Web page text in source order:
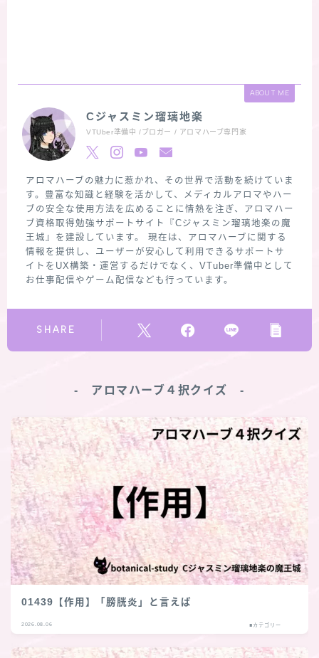
ABOUT ME
Cジャスミン瑠璃地楽
VTUber準備中 /ブロガー / アロマハーブ専門家
アロマハーブの魅力に惹かれ、その世界で活動を続けていま
す。豊富な知識と経験を活かして、メディカルアロマやハー
ブの安全な使用方法を広めることに情熱を注ぎ、アロマハー
ブ資格取得勉強サポートサイト『Cジャスミン瑠璃地楽の魔
王城』を建設しています。 現在は、アロマハーブに関する
情報を提供し、ユーザーが安心して利用できるサポートサ
イトをUX構築・運営するだけでなく、VTuber準備中として
お仕事配信やゲーム配信なども行っています。
SHARE
‐ アロマハーブ４択クイズ ‐
01439【作用】「膀胱炎」と言えば
2026.08.06 ■カテゴリー